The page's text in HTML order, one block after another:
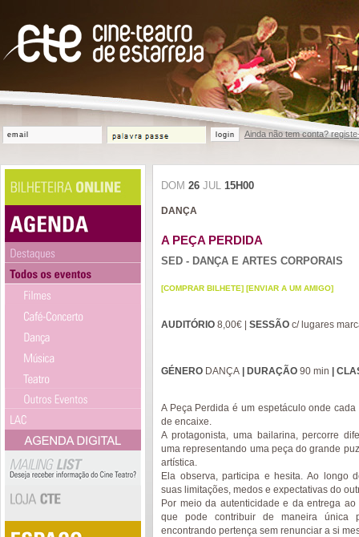
login Ainda não tem conta?
DOM 26 JUL 15H00
DANÇA
A PEÇA PERDIDA
SED - DANÇA E ARTES CORPORAIS
[COMPRAR BILHETE] [ENVIAR A UM AMIGO]
AUDITÓRIO 8,00€ | SESSÃO c/ lugares
GÉNERO DANÇA | DURAÇÃO 90 min |
A Peça Perdida é um espetáculo onde
de encaixe.
A protagonista, uma bailarina, percorre
uma representando uma peça do grande
artística.
Ela observa, participa e hesita. Ao longo
suas limitações, medos e expectativas do
Por meio da autenticidade e da entrega
que pode contribuir de maneira única
encontrando pertença sem renunciar a si